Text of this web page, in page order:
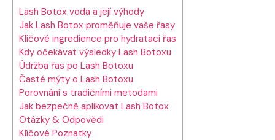
Lash Botox voda a její výhody
Jak Lash Botox proměňuje vaše řasy
Klíčové ingredience pro hydrataci řas
Kdy očekávat výsledky Lash Botoxu
Údržba řas po Lash Botoxu
Časté mýty o Lash Botoxu
Porovnání s tradičními metodami
Jak bezpečně aplikovat Lash Botox
Otázky & Odpovědi
Klíčové Poznatky